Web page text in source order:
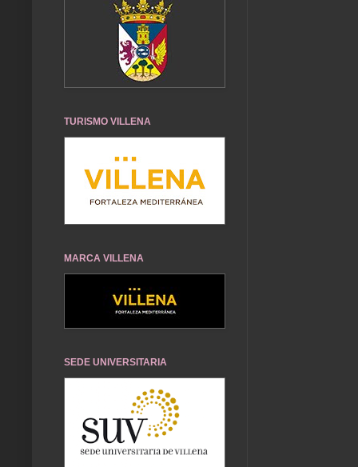
TURISMO VILLENA
MARCA VILLENA
SEDE UNIVERSITARIA